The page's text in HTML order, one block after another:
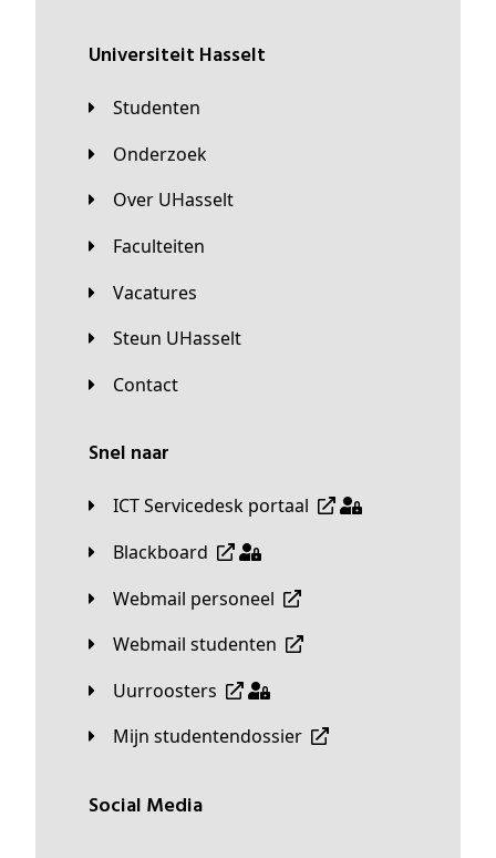
universiteit Hasselt
Studenten
Onderzoek
Over UHasselt
Faculteiten
Vacatures
Steun UHasselt
Contact
Snel naar
ICT Servicedesk portaal
Blackboard
Webmail personeel
Webmail studenten
Uurroosters
Mijn studentendossier
Social Media